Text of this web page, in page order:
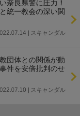
奈良県警に圧力！
統一教会の深い関
| スキャンダル
団体との関係が動
件を安倍批判のせ
| スキャンダル